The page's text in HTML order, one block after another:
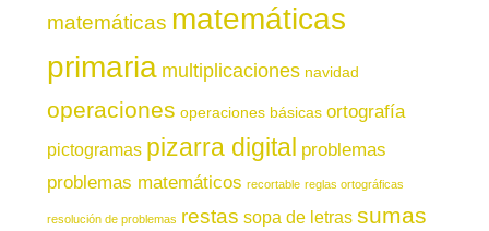
matemáticas matemáticas
primaria multiplicaciones navidad
operaciones operaciones básicas ortografía
pictogramas pizarra digital problemas
problemas matemáticos recortable reglas ortográficas
resolución de problemas restas sopa de letras sumas